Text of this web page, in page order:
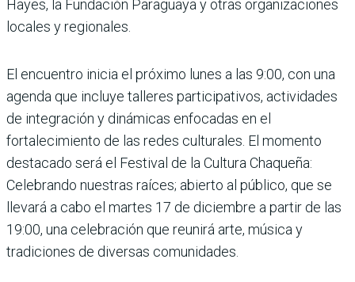
Hayes, la Fundación Paraguaya y otras organizaciones
locales y regionales.
El encuentro inicia el próximo lunes a las 9:00, con una
agenda que incluye talleres participativos, actividades
de integración y dinámicas enfocadas en el
fortalecimiento de las redes culturales. El momento
destacado será el Festival de la Cultura Chaqueña:
Celebrando nuestras raíces; abierto al público, que se
llevará a cabo el martes 17 de diciembre a partir de las
19:00, una celebración que reunirá arte, música y
tradiciones de diversas comunidades.